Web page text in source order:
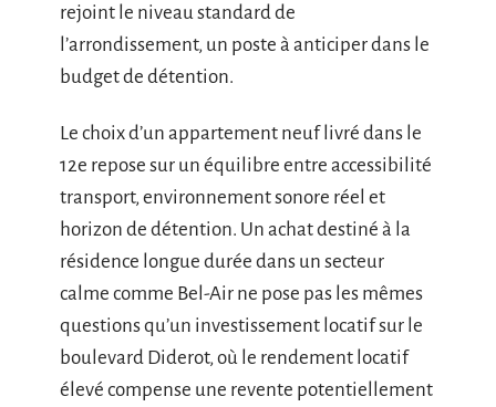
rejoint le niveau standard de
l’arrondissement, un poste à anticiper dans le
budget de détention.
Le choix d’un appartement neuf livré dans le
12e repose sur un équilibre entre accessibilité
transport, environnement sonore réel et
horizon de détention. Un achat destiné à la
résidence longue durée dans un secteur
calme comme Bel-Air ne pose pas les mêmes
questions qu’un investissement locatif sur le
boulevard Diderot, où le rendement locatif
élevé compense une revente potentiellement